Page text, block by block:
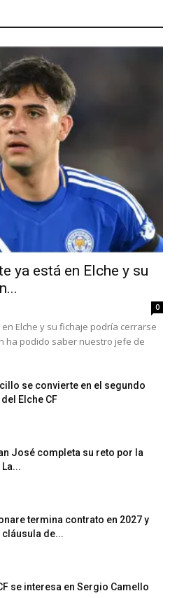
ya está en Elche y su
0
Elche y su fichaje podría cerrarse
ha podido saber nuestro jefe de
se convierte en el segundo
Elche CF
José completa su reto por la
termina contrato en 2027 y
cláusula de...
se interesa en Sergio Camello